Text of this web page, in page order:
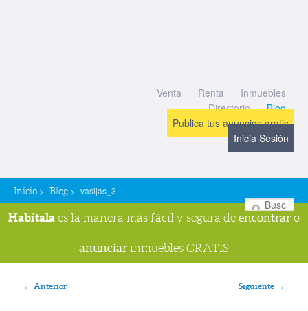
Venta Renta
Inmuebles
Directorio
Blog
Publica tus anuncios gratis
Inicia Sesión
Inicio > Blog > vasijas_3
Habítala es la manera más fácil y segura de encontrar o
anunciar inmuebles GRATIS
Navegador de imágenes
← Anterior Siguiente →